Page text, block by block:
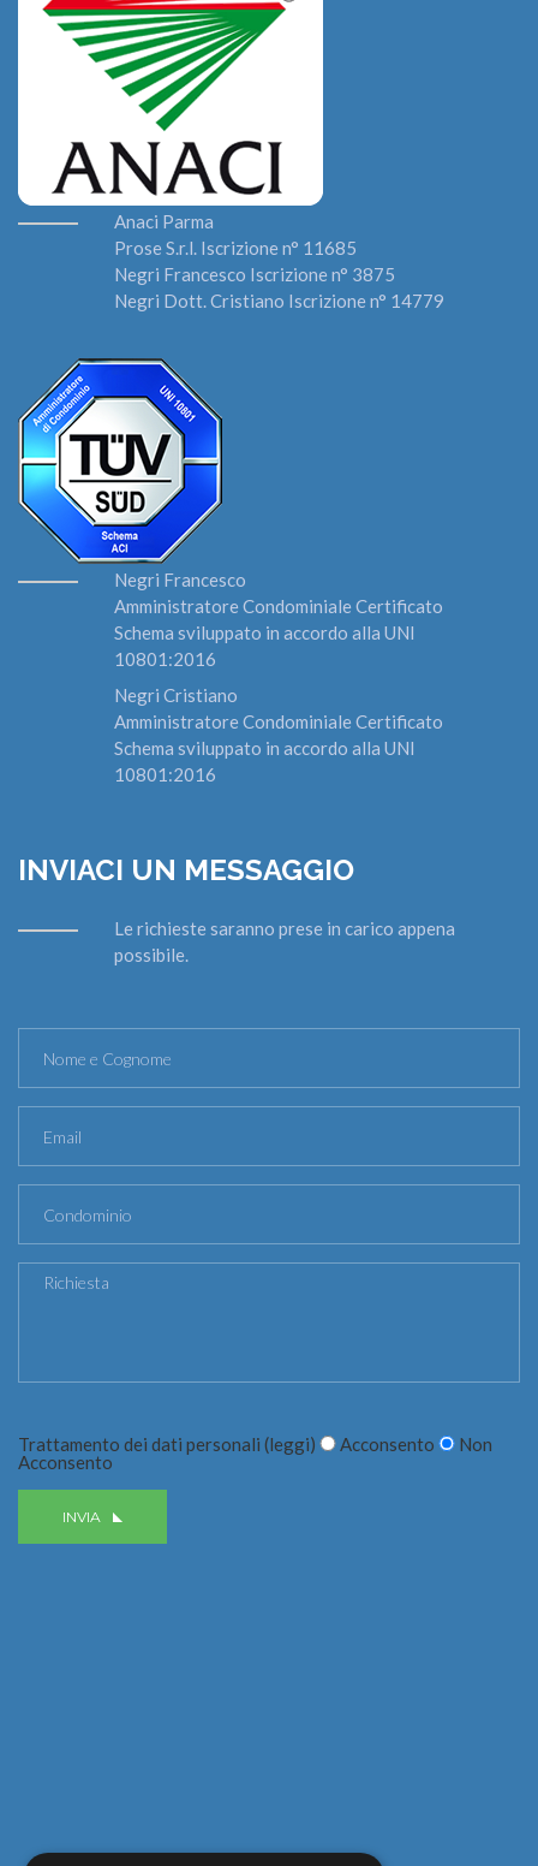
Anaci Parma
Prose S.r.l. Iscrizione n° 11685
Negri Francesco Iscrizione n° 3875
Negri Dott. Cristiano Iscrizione n° 14779
Negri Francesco
Amministratore Condominiale Certificato
Schema sviluppato in accordo alla UNI
10801:2016
Negri Cristiano
Amministratore Condominiale Certificato
Schema sviluppato in accordo alla UNI
10801:2016
INVIACI UN MESSAGGIO
Le richieste saranno prese in carico appena
possibile.
Trattamento dei dati personali (leggi) Acconsento
Non
Acconsento
INVIA